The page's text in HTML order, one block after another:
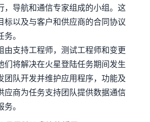
，导航和通信专家组成的小组。这
标以及与客户和供应商的合同协议
。
支持工程师，测试工程师和变更
们将解决在火星登陆任务期间发生
团队开发并维护应用程序，功能及
应商为任务支持团队提供数据通信
。